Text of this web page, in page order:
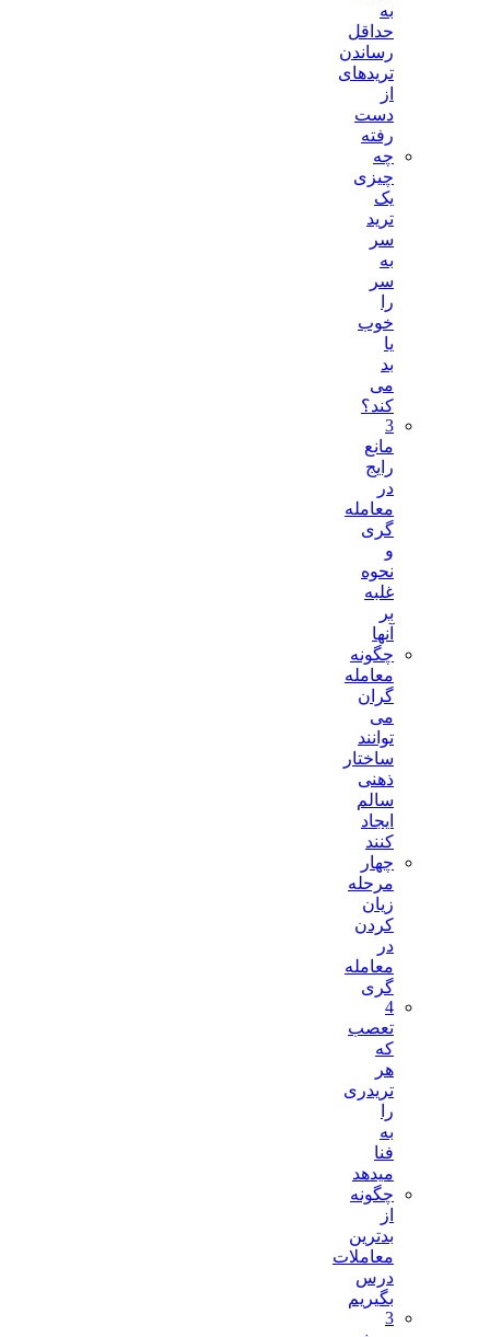
به
حداقل
رساندن
تریدهای
از
دست
رفته
چه
چیزی
یک
ترید
سر
به
سر
را
خوب
یا
بد
می
کند؟
3
مانع
رایج
در
معامله
گری
و
نحوه
غلبه
بر
آنها
چگونه
معامله
گران
می
توانند
ساختار
ذهنی
سالم
ایجاد
کنند
چهار
مرحله
زیان
کردن
در
معامله
گری
4
تعصب
که
هر
تریدری
را
به
فنا
میدهد
چگونه
از
بدترین
معاملات
درس
بگیریم
3